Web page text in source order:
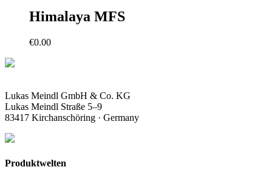
Himalaya MFS
€0.00
Lukas Meindl GmbH & Co. KG
Lukas Meindl Straße 5–9
83417 Kirchanschöring · Germany
Produktwelten